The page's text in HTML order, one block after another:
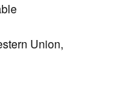
Union,